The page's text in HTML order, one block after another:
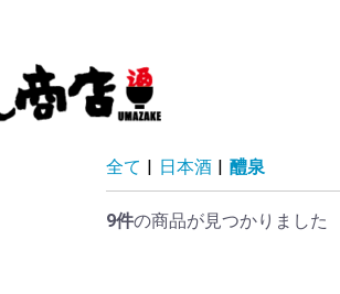
全て | 日本酒 | 醴泉
9件の商品が見つかりました